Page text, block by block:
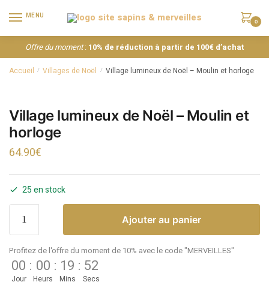
MENU
0
Offre du moment: 10% de réduction à partir de 100€ d’achat
Accueil / Villages de Noël / Village lumineux de Noël – Moulin et horloge
Village lumineux de Noël – Moulin et
horloge
64.90€
25 en stock
Ajouter au panier
Profitez de l'offre du moment de 10% avec le code "MERVEILLES"
00
Jour
: 00
Heurs
: 19
Mins
: 52
Secs